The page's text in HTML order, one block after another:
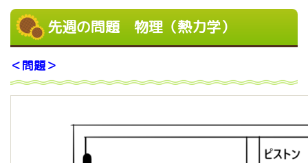
先週の問題 物理（熱力学）
＜問題＞